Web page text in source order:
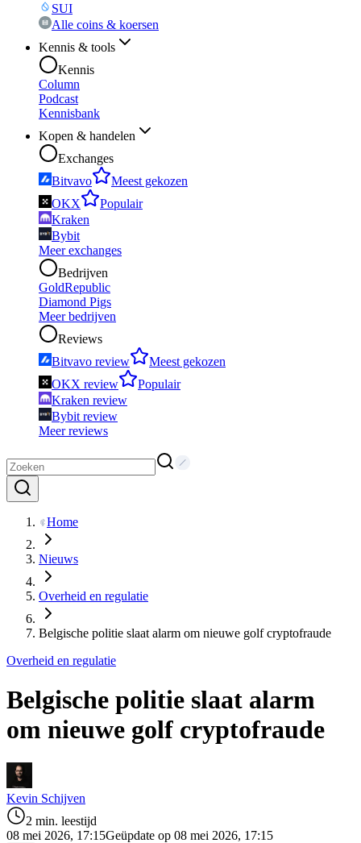
SUI
Alle coins & koersen
Kennis & tools
Kennis
Column
Podcast
Kennisbank
Kopen & handelen
Exchanges
Bitvavo
Meest gekozen
OKX
Populair
Kraken
Bybit
Meer exchanges
Bedrijven
GoldRepublic
Diamond Pigs
Meer bedrijven
Reviews
Bitvavo review
Meest gekozen
OKX review
Populair
Kraken review
Bybit review
Meer reviews
Home
Nieuws
Overheid en regulatie
Belgische politie slaat alarm om nieuwe golf cryptofraude
Overheid en regulatie
Belgische politie slaat alarm
om nieuwe golf cryptofraude
Kevin Schijven
2 min. leestijd
08 mei 2026, 17:15Geüpdate op 08 mei 2026, 17:15